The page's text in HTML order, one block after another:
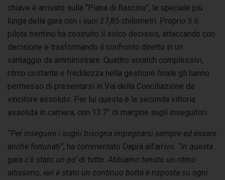
chiave è arrivato sulla “Piana di Rascino”, la speciale più
lunga della gara con i suoi 27,85 chilometri. Proprio lì il
pilota trentino ha costruito il solco decisivo, attaccando con
decisione e trasformando il confronto diretto in un
vantaggio da amministrare. Quattro scratch complessivi,
ritmo costante e freddezza nella gestione finale gli hanno
permesso di presentarsi in Via della Conciliazione da
vincitore assoluto. Per lui questa è la seconda vittoria
assoluta in carriera, con 13.7” di margine sugli inseguitori.
“Per inseguire i sogni bisogna impegnarsi sempre ed essere
anche fortunati”, ha commentato Daprà all’arrivo. “In questa
gara c’è stato un po’ di tutto. Abbiamo tenuto un ritmo
altissimo, ieri è stato un continuo botta e risposta su ogni